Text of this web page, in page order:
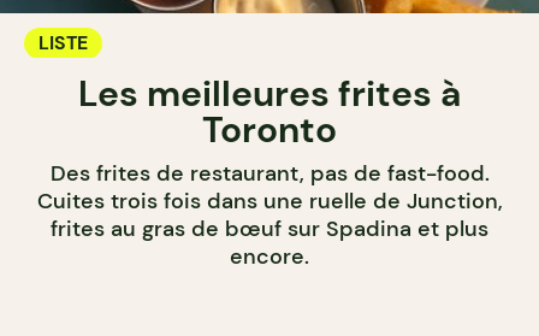
LISTE
Les meilleures frites à
Toronto
Des frites de restaurant, pas de fast-food.
Cuites trois fois dans une ruelle de Junction,
frites au gras de bœuf sur Spadina et plus
encore.